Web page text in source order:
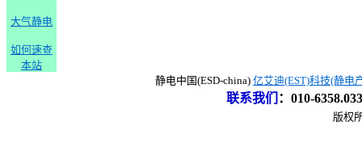
大气静电
如何速查
本站
静电中国(ESD-china) 亿艾迪(EST)科技(静电
联系我们 ： 010-
版权